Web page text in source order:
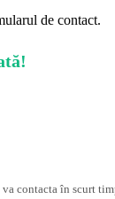
de contact.
contacta în scurt